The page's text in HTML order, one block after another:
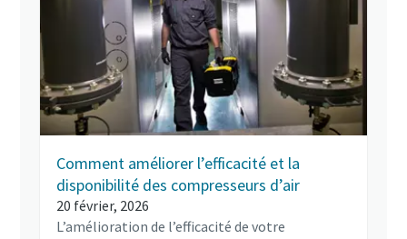
Comment améliorer l’efficacité et la
disponibilité des compresseurs d’air
20 février, 2026
L’amélioration de l’efficacité de votre